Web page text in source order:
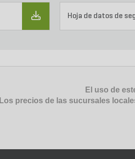
Hoja de datos de
El uso de
Los precios de las sucursales